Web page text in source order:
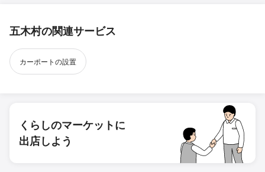
五木村の関連サービス
カーポートの設置
くらしのマーケットに
出店しよう